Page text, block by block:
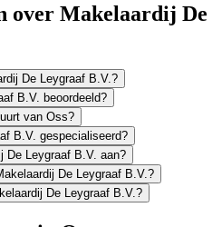
over Makelaardij De
De Leygraaf B.V.?
B.V. beoordeeld?
van Oss?
B.V. gespecialiseerd?
De Leygraaf B.V. aan?
De Leygraaf B.V.?
De Leygraaf B.V.?